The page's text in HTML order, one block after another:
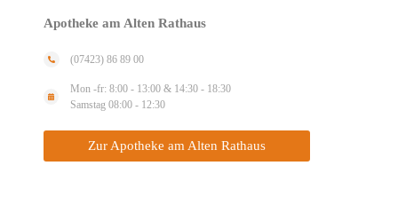
Apotheke am Alten Rathaus
(07423) 86 89 00
Mon -fr: 8:00 - 13:00 & 14:30 - 18:30
Samstag 08:00 - 12:30
Zur Apotheke am Alten Rathaus